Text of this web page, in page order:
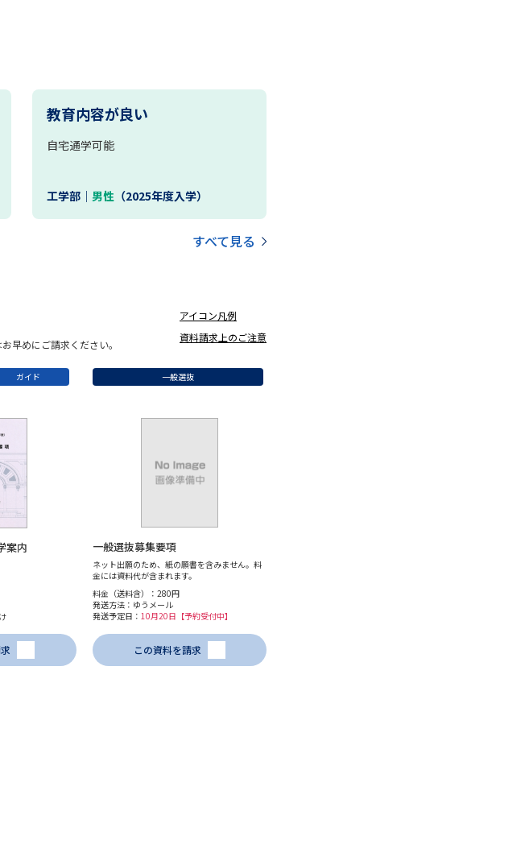
規定
特定商取引表記 お問合せ先 テレメール進学カタログ
教育内容が良い
自宅通学可能
工学部｜ 男性（2025年度入学）
すべて見る
早めにご請求ください。
アイコン凡例
資料請求上のご注意
ガイド
案内
一般選抜
一般選抜募集要項
ネット出願のため、紙の願書を含みません。料
金には資料代が含まれます。
料金（送料含）：280円
発送方法：ゆうメール
発送予定日： 10月20日【予約受付中】
この資料を請求